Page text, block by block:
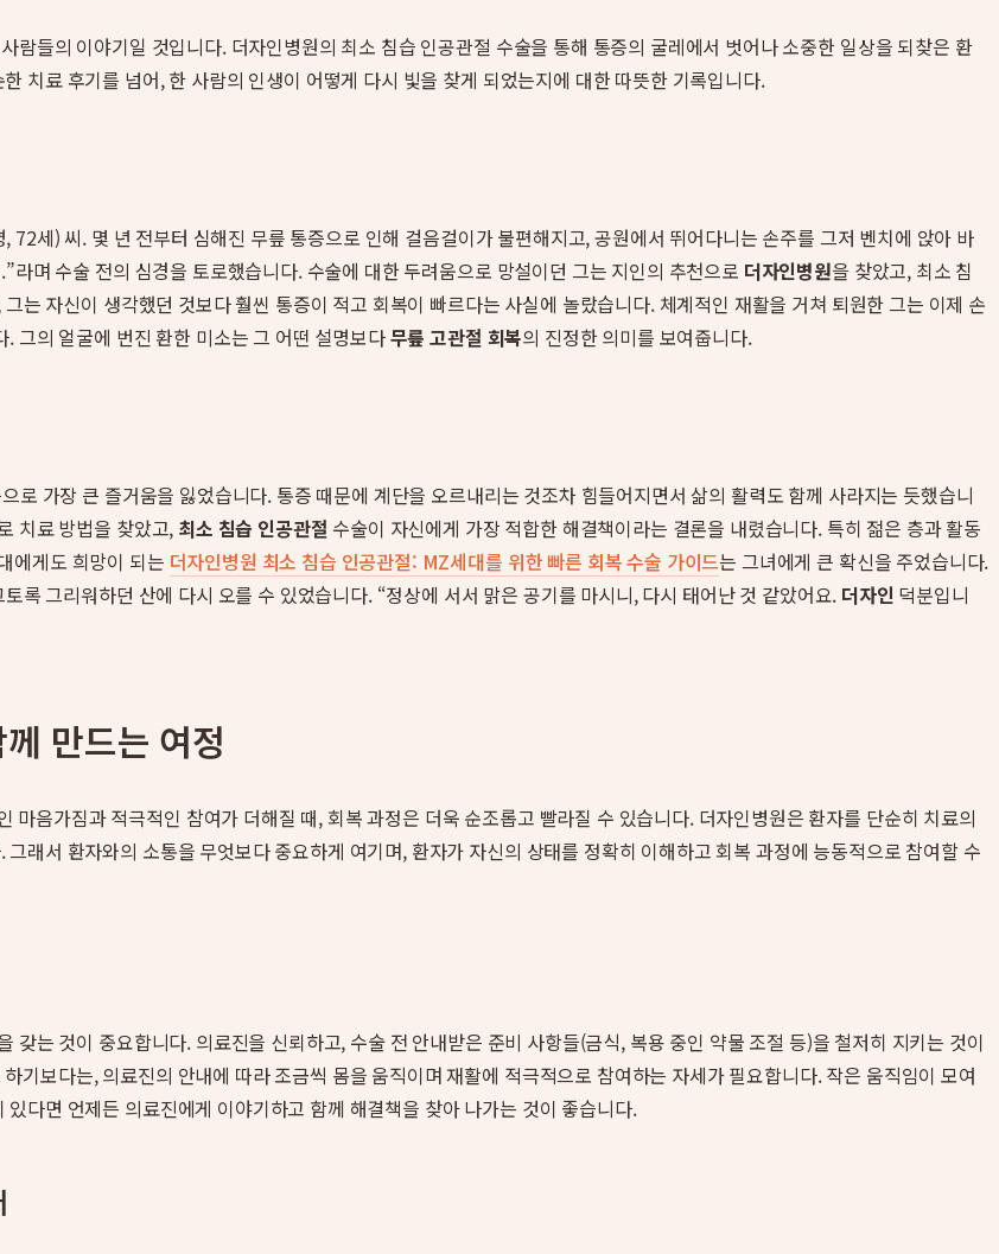
람들의 이야기일 것입니다. 더자인병원의 최소 침습 인공관절 수술을 통해 통증의 굴레에서 벗어나 소중한 일상을 되찾은 환
치료 후기를 넘어, 한 사람의 인생이 어떻게 다시 빛을 찾게 되었는지에 대한 따뜻한 기록입니다.
세) 씨. 몇 년 전부터 심해진 무릎 통증으로 인해 걸음걸이가 불편해지고, 공원에서 뛰어다니는 손주를 그저 벤치에 앉아 바
며 수술 전의 심경을 토로했습니다. 수술에 대한 두려움으로 망설이던 그는 지인의 추천으로 더자인병원을 찾았고, 최소 침
는 자신이 생각했던 것보다 훨씬 통증이 적고 회복이 빠르다는 사실에 놀랐습니다. 체계적인 재활을 거쳐 퇴원한 그는 이제 손
그의 얼굴에 번진 환한 미소는 그 어떤 설명보다무릎 고관절 회복의 진정한 의미를 보여줍니다.
가장 큰 즐거움을 잃었습니다. 통증 때문에 계단을 오르내리는 것조차 힘들어지면서 삶의 활력도 함께 사라지는 듯했습니
치료 방법을 찾았고, 최소 침습 인공관절 수술이 자신에게 가장 적합한 해결책이라는 결론을 내렸습니다. 특히 젊은 층과 활동
에게도 희망이 되는 더자인병원 최소 침습 인공관절: MZ세대를 위한 빠른 회복 수술 가이드는 그녀에게 큰 확신을 주었습니다.
록 그리워하던 산에 다시 오를 수 있었습니다. “정상에 서서 맑은 공기를 마시니, 다시 태어난 것 같았어요. 더자인 덕분입니
만드는 여정
음가짐과 적극적인 참여가 더해질 때, 회복 과정은 더욱 순조롭고 빨라질 수 있습니다. 더자인병원은 환자를 단순히 치료의
래서 환자와의 소통을 무엇보다 중요하게 여기며, 환자가 자신의 상태를 정확히 이해하고 회복 과정에 능동적으로 참여할 수
는 것이 중요합니다. 의료진을 신뢰하고, 수술 전 안내받은 준비 사항들(금식, 복용 중인 약물 조절 등)을 철저히 지키는 것이
기보다는, 의료진의 안내에 따라 조금씩 몸을 움직이며 재활에 적극적으로 참여하는 자세가 필요합니다. 작은 움직임이 모여
다면 언제든 의료진에게 이야기하고 함께 해결책을 찾아 나가는 것이 좋습니다.